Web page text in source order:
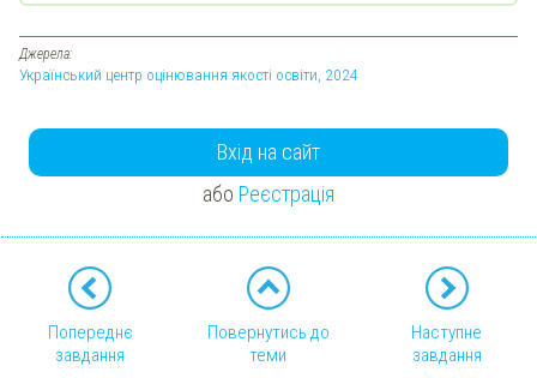
Джерела:
Український центр оцінювання якості освіти, 2024
Вхід на сайт
або Реєстрація
Попереднє
завдання
Повернутись до
теми
Наступне
завдання